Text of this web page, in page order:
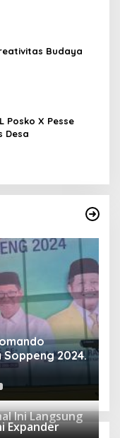
Budaya
Posko X Pesse
Desa
Soppeng 2024.
Ini Langsung
Expander